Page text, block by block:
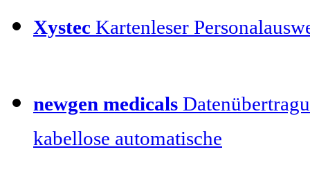
Xystec Kartenleser
newgen medicals
kabellose automatische